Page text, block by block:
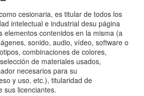
cesionaria, es titular de todos los
intelectual e industrial desu página
elementos contenidos en la misma (a
sonido, audio, vídeo, software o
combinaciones de colores,
de materiales usados,
necesarios para su
y uso, etc.), titularidad de
sus licenciantes.